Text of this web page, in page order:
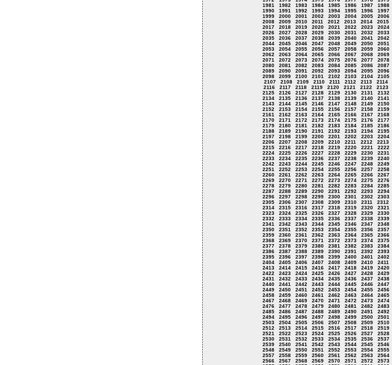
1981
1982 1983 1984 1985 1986 1987 1988
1990
1991 1992 1993 1994 1995 1996 1997
1999
2000 2001 2002 2003 2004 2005 2006
2008
2009 2010 2011 2012 2013 2014 2015
2017
2018 2019 2020 2021 2022 2023 2024
2026
2027 2028 2029 2030 2031 2032 2033
2035
2036 2037 2038 2039 2040 2041 2042
2044
2045 2046 2047 2048 2049 2050 2051
2053
2054 2055 2056 2057 2058 2059 2060
2062
2063 2064 2065 2066 2067 2068 2069
2071
2072 2073 2074 2075 2076 2077 2078
2080
2081 2082 2083 2084 2085 2086 2087
2089
2090 2091 2092 2093 2094 2095 2096
2098
2099 2100 2101 2102 2103 2104 2105
2107
2108 2109 2110 2111 2112 2113 2114
2116
2117 2118 2119 2120 2121 2122 2123
2125
2126 2127 2128 2129 2130 2131 2132
2134
2135 2136 2137 2138 2139 2140 2141
2143
2144 2145 2146 2147 2148 2149 2150
2152
2153 2154 2155 2156 2157 2158 2159
2161
2162 2163 2164 2165 2166 2167 2168
2170
2171 2172 2173 2174 2175 2176 2177
2179
2180 2181 2182 2183 2184 2185 2186
2188
2189 2190 2191 2192 2193 2194 2195
2197
2198 2199 2200 2201 2202 2203 2204
2206
2207 2208 2209 2210 2211 2212 2213
2215
2216 2217 2218 2219 2220 2221 2222
2224
2225 2226 2227 2228 2229 2230 2231
2233
2234 2235 2236 2237 2238 2239 2240
2242
2243 2244 2245 2246 2247 2248 2249
2251
2252 2253 2254 2255 2256 2257 2258
2260
2261 2262 2263 2264 2265 2266 2267
2269
2270 2271 2272 2273 2274 2275 2276
2278
2279 2280 2281 2282 2283 2284 2285
2287
2288 2289 2290 2291 2292 2293 2294
2296
2297 2298 2299 2300 2301 2302 2303
2305
2306 2307 2308 2309 2310 2311 2312
2314
2315 2316 2317 2318 2319 2320 2321
2323
2324 2325 2326 2327 2328 2329 2330
2332
2333 2334 2335 2336 2337 2338 2339
2341
2342 2343 2344 2345 2346 2347 2348
2350
2351 2352 2353 2354 2355 2356 2357
2359
2360 2361 2362 2363 2364 2365 2366
2368
2369 2370 2371 2372 2373 2374 2375
2377
2378 2379 2380 2381 2382 2383 2384
2386
2387 2388 2389 2390 2391 2392 2393
2395
2396 2397 2398 2399 2400 2401 2402
2404
2405 2406 2407 2408 2409 2410 2411
2413
2414 2415 2416 2417 2418 2419 2420
2422
2423 2424 2425 2426 2427 2428 2429
2431
2432 2433 2434 2435 2436 2437 2438
2440
2441 2442 2443 2444 2445 2446 2447
2449
2450 2451 2452 2453 2454 2455 2456
2458
2459 2460 2461 2462 2463 2464 2465
2467
2468 2469 2470 2471 2472 2473 2474
2476
2477 2478 2479 2480 2481 2482 2483
2485
2486 2487 2488 2489 2490 2491 2492
2494
2495 2496 2497 2498 2499 2500 2501
2503
2504 2505 2506 2507 2508 2509 2510
2512
2513 2514 2515 2516 2517 2518 2519
2521
2522 2523 2524 2525 2526 2527 2528
2530
2531 2532 2533 2534 2535 2536 2537
2539
2540 2541 2542 2543 2544 2545 2546
2548
2549 2550 2551 2552 2553 2554 2555
2557
2558 2559 2560 2561 2562 2563 2564
2566
2567 2568 2569 2570 2571 2572 2573